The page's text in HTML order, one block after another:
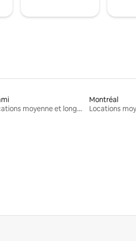
Locations moyenne et longue durée
Montréal